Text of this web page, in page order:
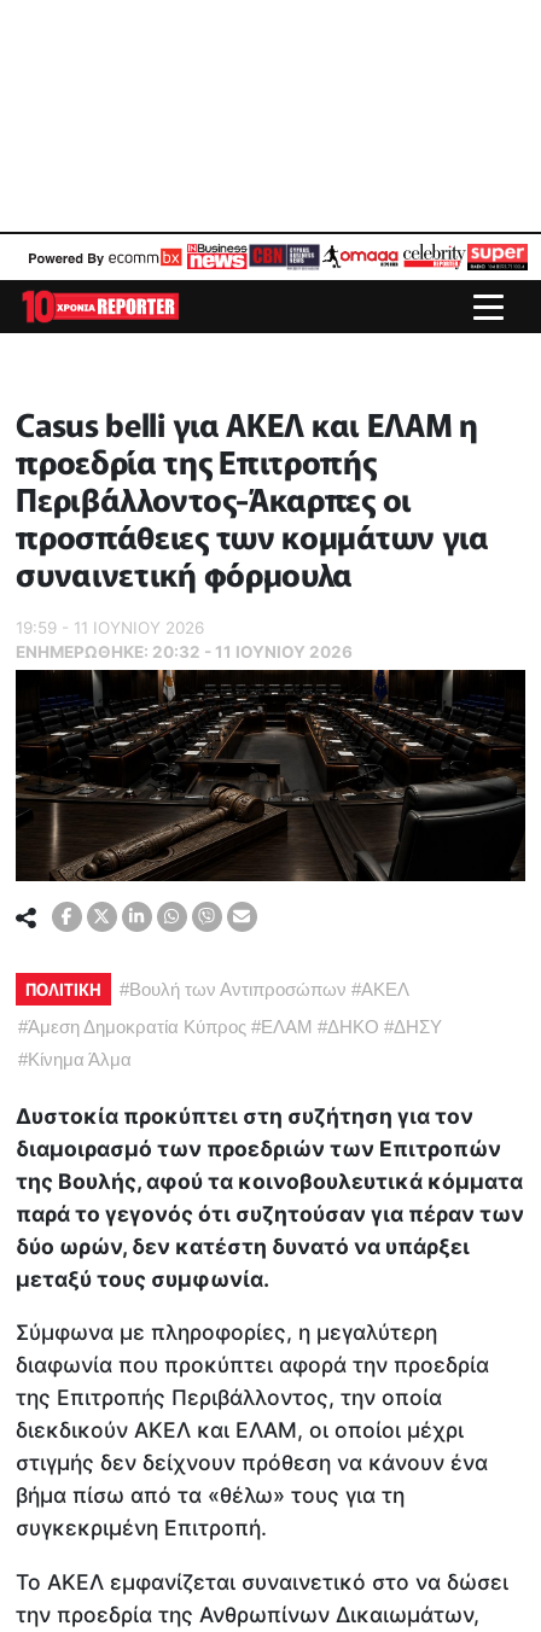
Casus belli για ΑΚΕΛ και ΕΛΑΜ η
προεδρία της Επιτροπής
Περιβάλλοντος-Άκαρπες οι
προσπάθειες των κομμάτων για
συναινετική φόρμουλα
19:59 - 11 ΙΟΥΝΙΟΥ 2026
ΕΝΗΜΕΡΏΘΗΚΕ: 20:32 - 11 ΙΟΥΝΙΟΥ 2026
ΠΟΛΙΤΙΚΗ #Βουλή των Αντιπροσώπων #ΑΚΕΛ
#Άμεση Δημοκρατία Κύπρος #ΕΛΑΜ #ΔΗΚΟ #ΔΗΣΥ
#Κίνημα Άλμα
Δυστοκία προκύπτει στη συζήτηση για τον
διαμοιρασμό των προεδριών των Επιτροπών
της Βουλής, αφού τα κοινοβουλευτικά κόμματα
παρά το γεγονός ότι συζητούσαν για πέραν των
δύο ωρών, δεν κατέστη δυνατό να υπάρξει
μεταξύ τους συμφωνία.
Σύμφωνα με πληροφορίες, η μεγαλύτερη
διαφωνία που προκύπτει αφορά την προεδρία
της Επιτροπής Περιβάλλοντος, την οποία
διεκδικούν ΑΚΕΛ και ΕΛΑΜ, οι οποίοι μέχρι
στιγμής δεν δείχνουν πρόθεση να κάνουν ένα
βήμα πίσω από τα «θέλω» τους για τη
συγκεκριμένη Επιτροπή.
Το ΑΚΕΛ εμφανίζεται συναινετικό στο να δώσει
την προεδρία της Ανθρωπίνων Δικαιωμάτων,